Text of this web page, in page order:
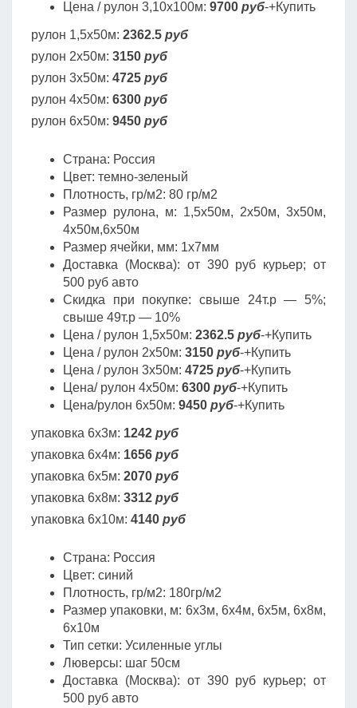
Цена / рулон 3,10х100м: 9700 руб-+Купить
рулон 1,5х50м: 2362.5 руб
рулон 2х50м: 3150 руб
рулон 3х50м: 4725 руб
рулон 4х50м: 6300 руб
рулон 6х50м: 9450 руб
Страна: Россия
Цвет: темно-зеленый
Плотность, гр/м2: 80 гр/м2
Размер рулона, м: 1,5х50м, 2х50м, 3х50м,
4х50м,6х50м
Размер ячейки, мм: 1х7мм
Доставка (Москва): от 390 руб курьер; от
500 руб авто
Скидка при покупке: свыше 24т.р — 5%;
свыше 49т.р — 10%
Цена / рулон 1,5х50м: 2362.5 руб-+Купить
Цена / рулон 2х50м: 3150 руб-+Купить
Цена / рулон 3х50м: 4725 руб-+Купить
Цена/ рулон 4х50м: 6300 руб-+Купить
Цена/рулон 6х50м: 9450 руб-+Купить
упаковка 6х3м: 1242 руб
упаковка 6х4м: 1656 руб
упаковка 6х5м: 2070 руб
упаковка 6х8м: 3312 руб
упаковка 6х10м: 4140 руб
Страна: Россия
Цвет: синий
Плотность, гр/м2: 180гр/м2
Размер упаковки, м: 6х3м, 6х4м, 6х5м, 6х8м,
6х10м
Тип сетки: Усиленные углы
Люверсы: шаг 50см
Доставка (Москва): от 390 руб курьер; от
500 руб авто